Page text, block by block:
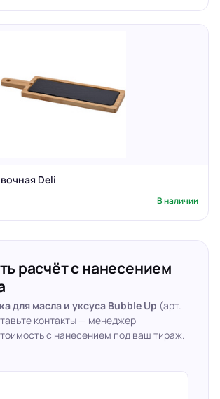
Deli
В наличии
расчёт с нанесением
для масла и уксуса Bubble Up (арт.
контакты — менеджер
с нанесением под ваш тираж.